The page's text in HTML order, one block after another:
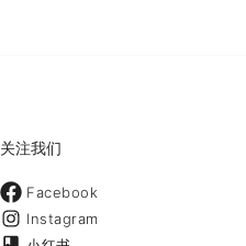
关注我们
Facebook
Instagram